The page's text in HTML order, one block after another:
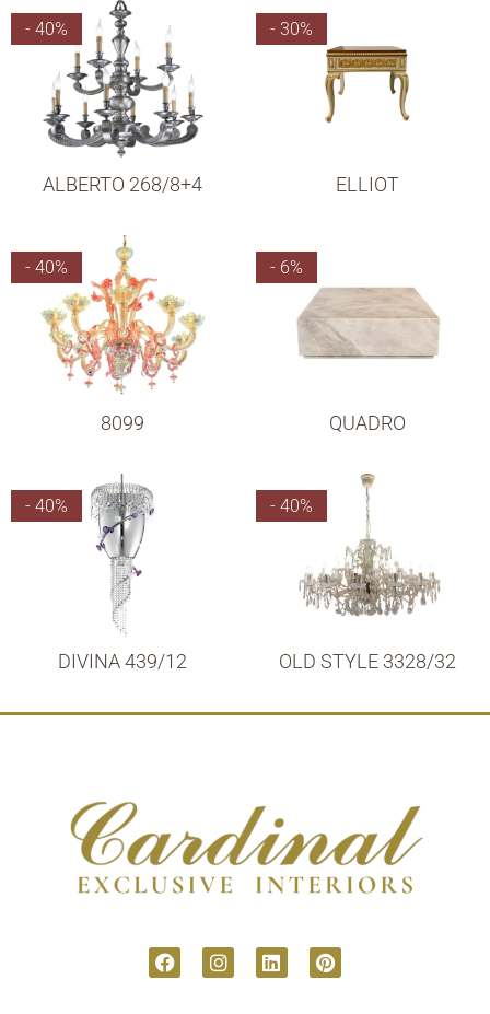
- 40%
ALBERTO 268/8+4
- 30%
ELLIOT
- 40%
8099
- 6%
QUADRO
- 40%
DIVINA 439/12
- 40%
OLD STYLE 3328/32